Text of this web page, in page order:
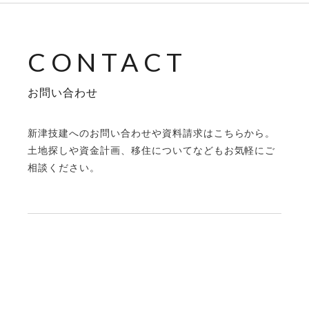
お問い合わせ
新津技建へのお問い合わせや資料請求はこちらから。
土地探しや資金計画、移住についてなどもお気軽にご
相談ください。